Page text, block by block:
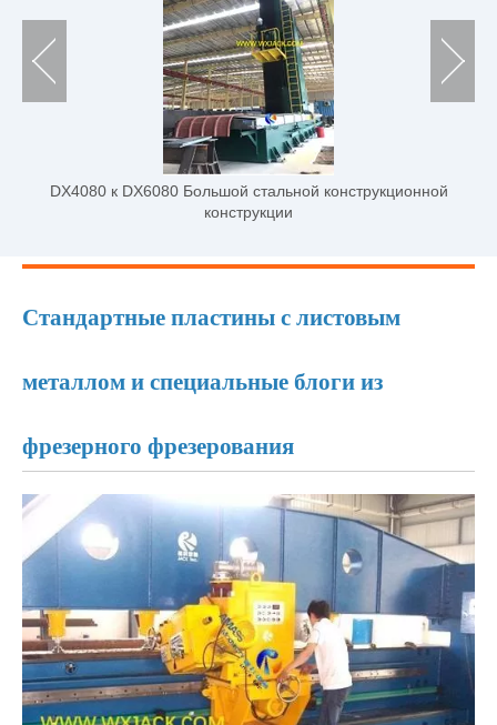
Фрезеровая машина с помощью стальной конструкции
для стальной конструкции CNC-DX3030
Стандартные пластины с листовым
металлом и специальные блоги из
фрезерного фрезерования